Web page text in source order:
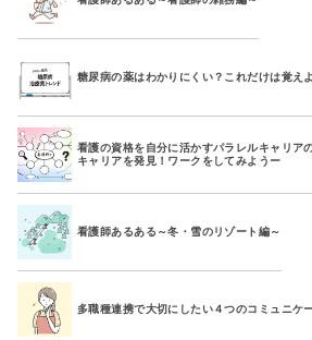
糖尿病の薬はわかりにくい？これだけは覚え
看護の資格を自分に活かすパラレルキャリア
キャリアを発見！ワークをしてみようー
看護師あるある～冬・雪のリゾート編～
多職種連携で大切にしたい４つのコミュニケ